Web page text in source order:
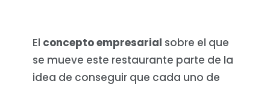
El concepto empresarial sobre el que
se mueve este restaurante parte de la
idea de conseguir que cada uno de